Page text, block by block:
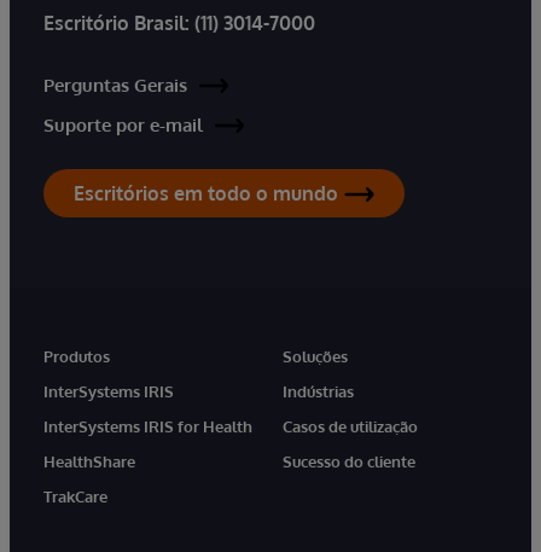
Escritório Brasil: (11) 3014-7000
Perguntas Gerais
Suporte por e-mail
Escritórios em todo o mundo
Produtos
InterSystems IRIS
InterSystems IRIS for Health
HealthShare
TrakCare
Soluções
Indústrias
Casos de utilização
Sucesso do cliente